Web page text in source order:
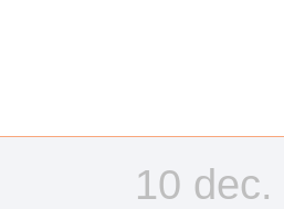
10 dec.